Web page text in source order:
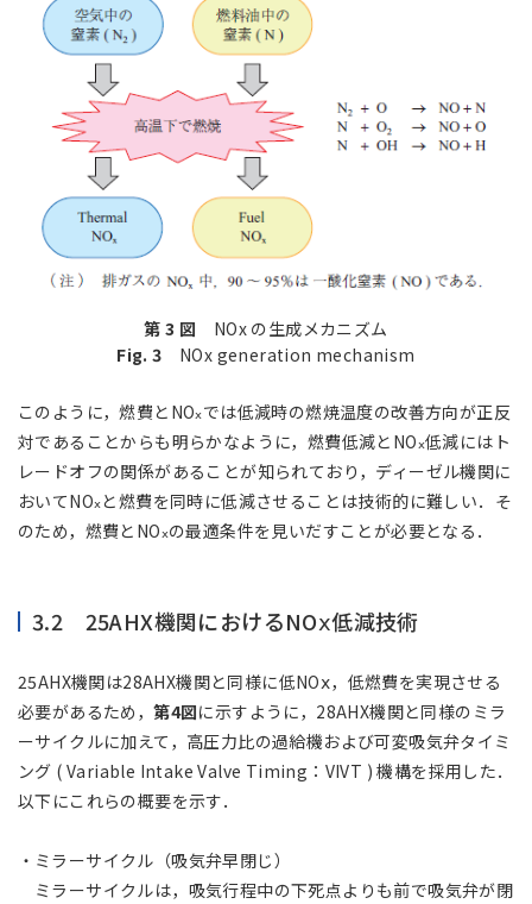
第 3 図 NOx の生成メカニズム
Fig. 3 NOx generation mechanism
このように，燃費とNOⅹでは低減時の燃焼温度の改善方向が正反
対であることからも明らかなように，燃費低減とNOⅹ低減にはト
レードオフの関係があることが知られており，ディーゼル機関に
おいてNOⅹと燃費を同時に低減させることは技術的に難しい．そ
のため，燃費とNOⅹの最適条件を見いだすことが必要となる．
3.2 25AHX機関におけるNOⅹ低減技術
25AHX機関は28AHX機関と同様に低NOⅹ，低燃費を実現させる
必要があるため，第4図に示すように，28AHX機関と同様のミラ
ーサイクルに加えて，高圧力比の過給機および可変吸気弁タイミ
ング ( Variable Intake Valve Timing：VIVT ) 機構を採用した．
以下にこれらの概要を示す．
ミラーサイクル（吸気弁早閉じ）
ミラーサイクルは，吸気行程中の下死点よりも前で吸気弁が閉